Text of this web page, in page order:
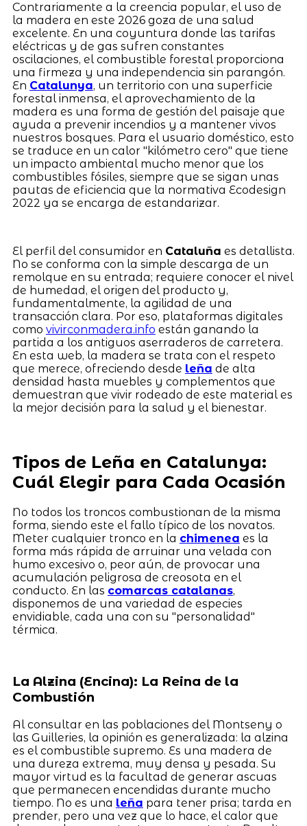
Contrariamente a la creencia popular, el uso de
la madera en este 2026 goza de una salud
excelente. En una coyuntura donde las tarifas
eléctricas y de gas sufren constantes
oscilaciones, el combustible forestal proporciona
una firmeza y una independencia sin parangón.
En Catalunya, un territorio con una superficie
forestal inmensa, el aprovechamiento de la
madera es una forma de gestión del paisaje que
ayuda a prevenir incendios y a mantener vivos
nuestros bosques. Para el usuario doméstico, esto
se traduce en un calor "kilómetro cero" que tiene
un impacto ambiental mucho menor que los
combustibles fósiles, siempre que se sigan unas
pautas de eficiencia que la normativa Ecodesign
2022 ya se encarga de estandarizar.
El perfil del consumidor en Cataluña es detallista.
No se conforma con la simple descarga de un
remolque en su entrada; requiere conocer el nivel
de humedad, el origen del producto y,
fundamentalmente, la agilidad de una
transacción clara. Por eso, plataformas digitales
como vivirconmadera.info están ganando la
partida a los antiguos aserraderos de carretera.
En esta web, la madera se trata con el respeto
que merece, ofreciendo desde leña de alta
densidad hasta muebles y complementos que
demuestran que vivir rodeado de este material es
la mejor decisión para la salud y el bienestar.
Tipos de Leña en Catalunya:
Cuál Elegir para Cada Ocasión
No todos los troncos combustionan de la misma
forma, siendo este el fallo típico de los novatos.
Meter cualquier tronco en la chimenea es la
forma más rápida de arruinar una velada con
humo excesivo o, peor aún, de provocar una
acumulación peligrosa de creosota en el
conducto. En las comarcas catalanas,
disponemos de una variedad de especies
envidiable, cada una con su "personalidad"
térmica.
La Alzina (Encina): La Reina de la
Combustión
Al consultar en las poblaciones del Montseny o
las Guilleries, la opinión es generalizada: la alzina
es el combustible supremo. Es una madera de
una dureza extrema, muy densa y pesada. Su
mayor virtud es la facultad de generar ascuas
que permanecen encendidas durante mucho
tiempo. No es una leña para tener prisa; tarda en
prender, pero una vez que lo hace, el calor que